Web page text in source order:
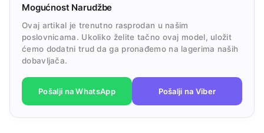
Mogućnost Narudžbe
Ovaj artikal je trenutno rasprodan u našim
poslovnicama. Ukoliko želite tačno ovaj model, uložit
ćemo dodatni trud da ga pronađemo na lagerima naših
dobavljača.
Pošalji na WhatsApp Pošalji na Viber